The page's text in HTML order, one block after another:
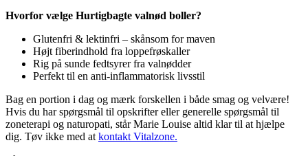
Hvorfor vælge Hurtigbagte valnød boller?
Glutenfri & lektinfri – skånsom for maven
Højt fiberindhold fra loppefrøskaller
Rig på sunde fedtsyrer fra valnødder
Perfekt til en anti-inflammatorisk livsstil
Bag en portion i dag og mærk forskellen i både smag og velvære!
Hvis du har spørgsmål til opskrifter eller generelle spørgsmål til
zoneterapi og naturopati, står Marie Louise altid klar til at hjælpe
dig. Tøv ikke med at kontakt Vitalzone.